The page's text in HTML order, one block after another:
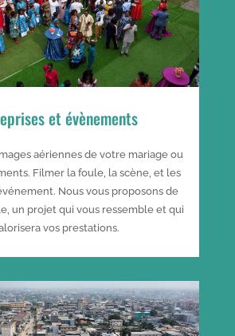
et évènements
aériennes de votre mariage ou
Filmer la foule, la scène, et les
Nous vous proposons de
un projet qui vous ressemble et qui
vos prestations.